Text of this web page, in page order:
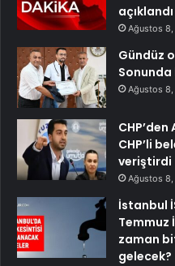
açıklandı
Ağustos
Gündüz
Ağustos
CHP’li
veriştirdi
Ağustos
İstanbul
Temmuz
zaman
gelecek?